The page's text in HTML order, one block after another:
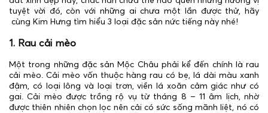
tuyệt vời đó, còn với những ai chưa một lần được thử, hãy
cùng Kim Hưng tìm hiểu 3 loại đặc sản nức tiếng này nhé!
1. Rau cải mèo
Một trong những đặc sản Mộc Châu phải kể đến chính là rau
cải mèo. Cải mèo vốn thuộc hàng rau có bẹ, lá dài màu xanh
đậm, có loại lông và loại trơn, viền lá xoăn cảm giác như có
gai. Cải mèo được trồng rộ vụ từ tháng 8 – 11 âm lịch, nhờ
được thiên nhiên chọn lọc nên cải có sức sống mãnh liệt, nó có